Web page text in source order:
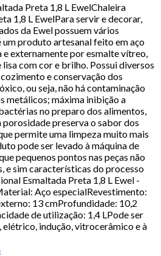
Preta 1,8 L EwelChaleira
1,8 L EwelPara servir e decorar,
da Ewel possuem vários
produto artesanal feito em aço
externamente por esmalte vítreo,
com cor e brilho. Possui diversos
e conservação dos
ou seja, não há contaminação
metálicos; máxima inibição a
no preparo dos alimentos,
preserva o sabor dos
permite uma limpeza muito mais
pode ser levado à máquina de
pequenos pontos nas peças não
e sim características do processo
Esmaltada Preta 1,8 L Ewel -
Aço especialRevestimento:
13 cmProfundidade: 10,2
de utilização: 1,4 LPode ser
elétrico, indução, vitrocerâmico e à